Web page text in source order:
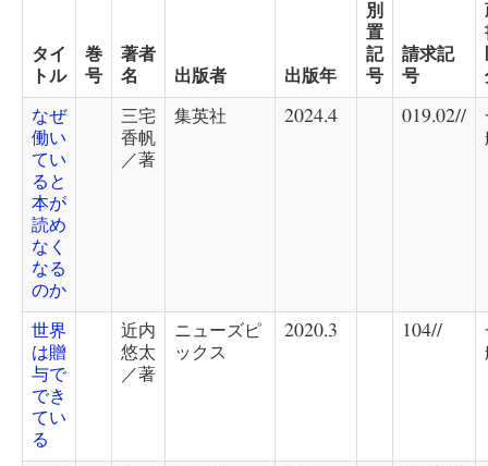
タイ
トル
巻
号
著者
名
出版者 出版年
別
置
記
号
請求記
号
なぜ
働い
てい
ると
本が
読め
なく
なる
のか
三宅
香帆
／著
集英社 2024.4 019.02//
世界
は贈
与で
でき
てい
る
近内
悠太
／著
ニューズピ
ックス
2020.3 104//